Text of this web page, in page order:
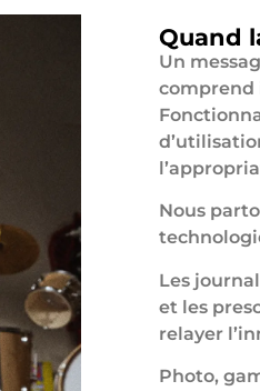
Quand
Un
Nous
Les
et les
relayer
Photo,